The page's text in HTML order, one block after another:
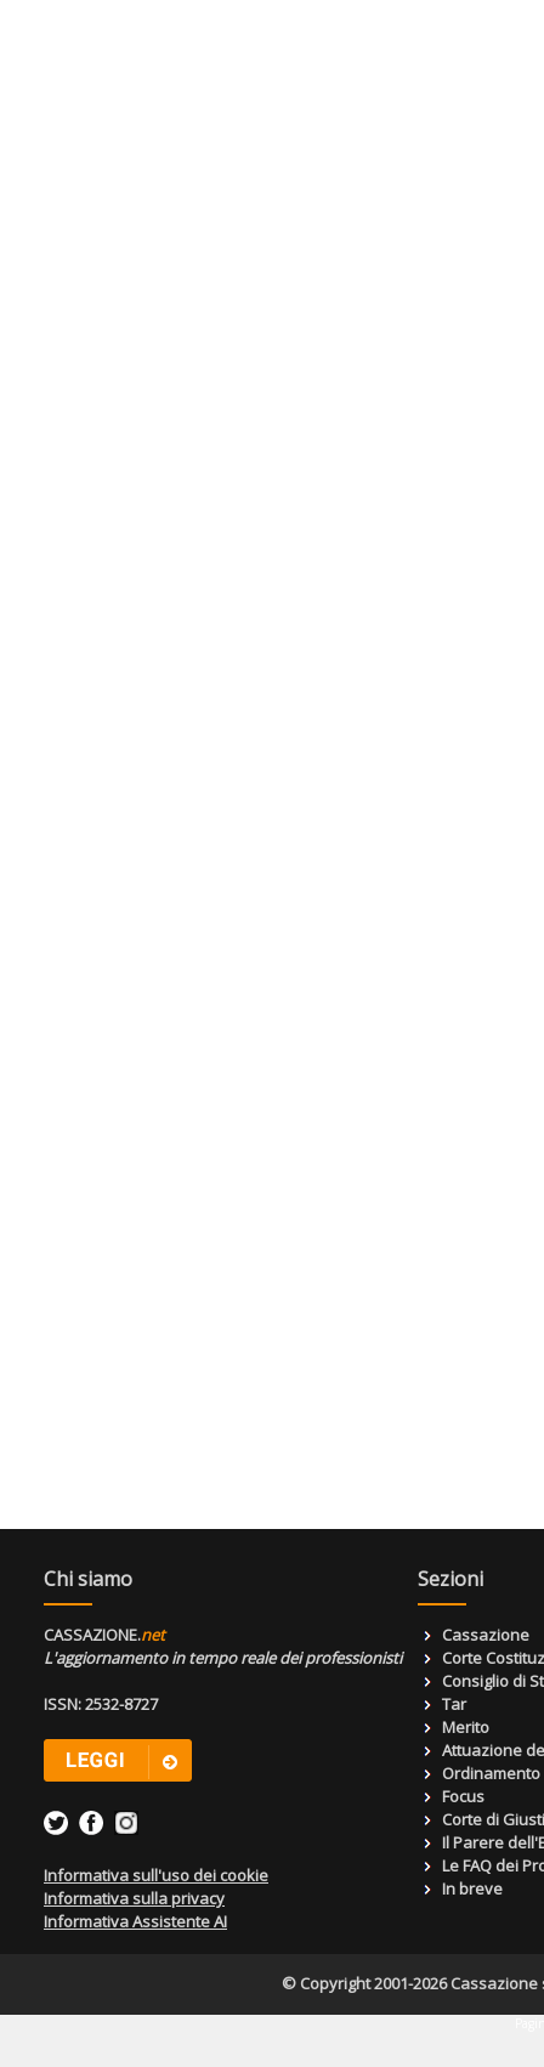
Chi siamo
CASSAZIONE.net
L'aggiornamento in tempo reale dei professionisti
ISSN: 2532-8727
Informativa sull'uso dei cookie
Informativa sulla privacy
Informativa Assistente AI
Sezioni
Cassazione
Corte
Consiglio di
Tar
Merito
Attuazione
Focus
Corte di
Il Parere
Le FAQ dei
In breve
© Copyright 2001-2026 Cassazione